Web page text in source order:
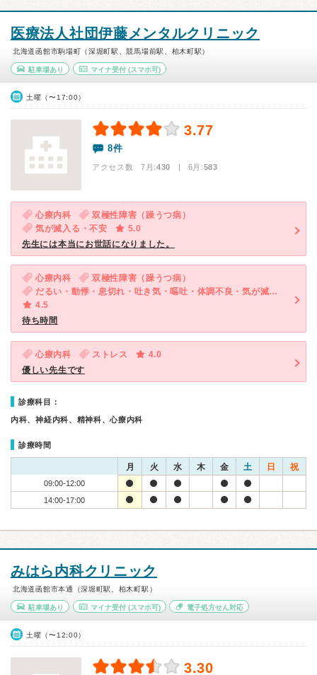
医療法人社団伊藤メンタルクリニック
北海道函館市駒場町（深堀町駅、競馬場前駅、柏木町駅）
駐車場あり マイナ受付(スマホ可)
土曜（〜17:00）
3.77
8件
アクセス数 7月:430 | 6月:583
心療内科
双極性障害（躁うつ病）
気が滅入る・不安
5.0
先生には本当にお世話になりました。
心療内科
双極性障害（躁うつ病）
だるい・動悸・息切れ・吐き気・嘔吐・体調不良・気が滅入る・不安
4.5
待ち時間
心療内科 ストレス
4.0
優しい先生です
診療科目：
内科、神経内科、精神科、心療内科
診療時間
月 火 水 木 金 土 日 祝
09:00-12:00
14:00-17:00
みはら内科クリニック
北海道函館市本通（深堀町駅、柏木町駅）
駐車場あり マイナ受付(スマホ可) 電子処方せん対応
土曜（〜12:00）
3.30